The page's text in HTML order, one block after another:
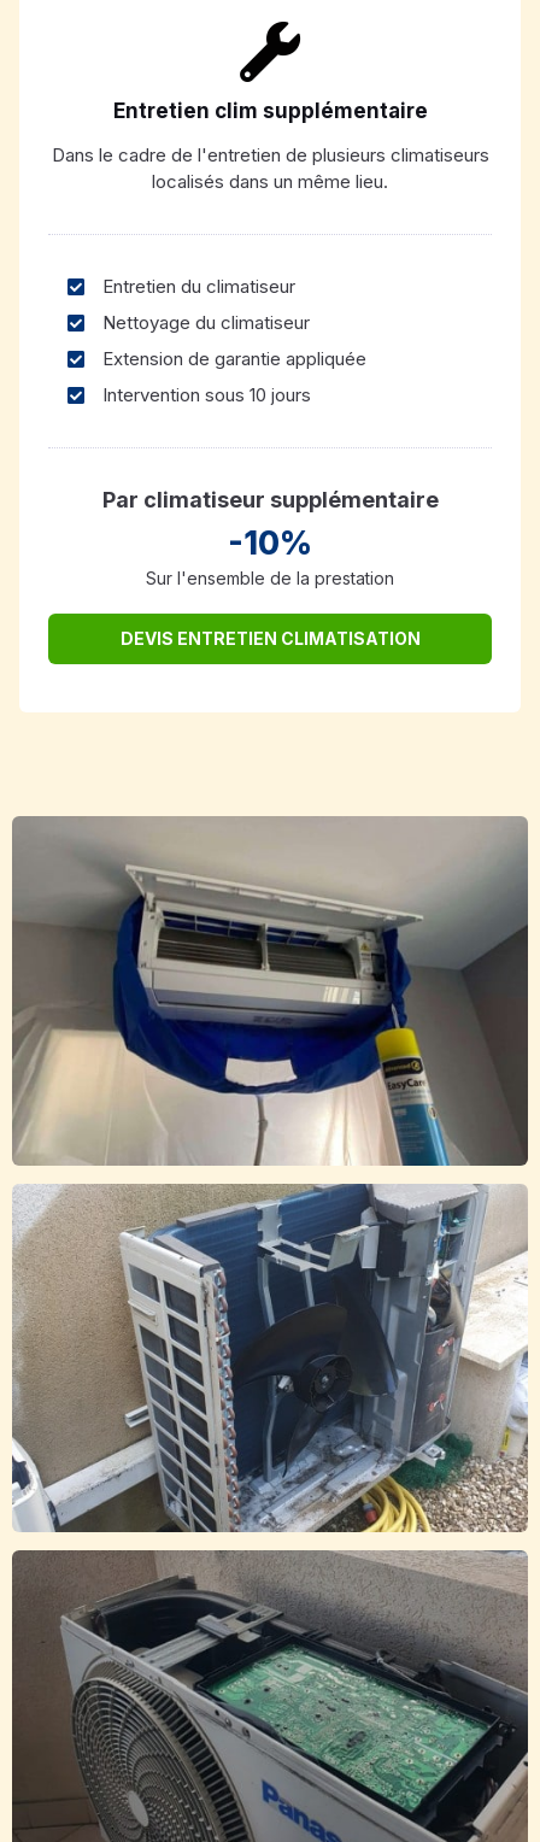
Entretien clim supplémentaire
Dans le cadre de l'entretien de plusieurs climatiseurs
localisés dans un même lieu.
Entretien du climatiseur
Nettoyage du climatiseur
Extension de garantie appliquée
Intervention sous 10 jours
Par climatiseur supplémentaire
-10%
Sur l'ensemble de la prestation
DEVIS ENTRETIEN CLIMATISATION